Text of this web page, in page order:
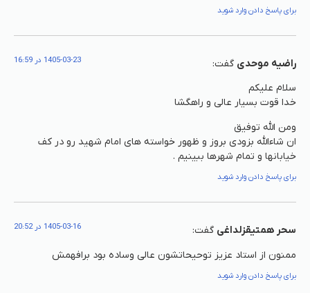
برای پاسخ دادن وارد شوید
راضیه موحدی گفت: 1405-03-23 در 16:59
سلام علیکم
خدا قوت بسیار عالی و راهگشا
ومن الله توفیق
ان شاءالله بزودی بروز و ظهور خواسته های امام شهید رو در کف
خیابانها و تمام شهرها ببینیم .
برای پاسخ دادن وارد شوید
سحر همتیقزلداغی گفت: 1405-03-16 در 20:52
ممنون از استاد عزیز توحیحاتشون عالی وساده بود برافهمش
برای پاسخ دادن وارد شوید